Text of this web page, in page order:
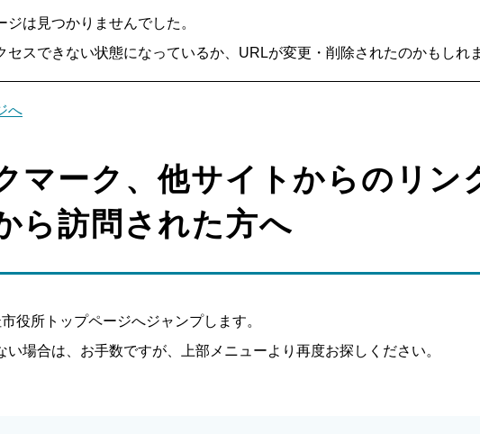
ジは見つかりませんでした。
セスできない状態になっているか、URLが変更・削除されたのかもしれ
へ
マーク、他サイトからのリン
ら訪問された方へ
役所トップページへジャンプします。
い場合は、お手数ですが、上部メニューより再度お探しください。